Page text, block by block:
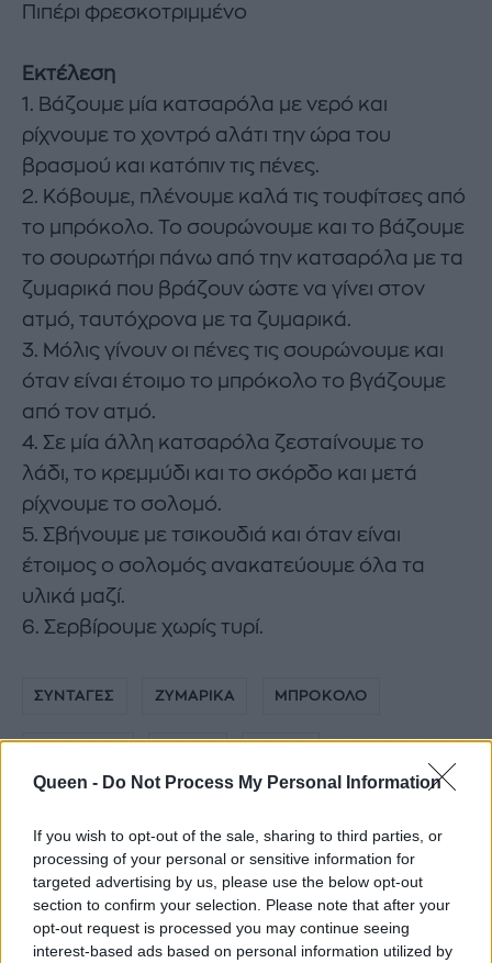
Queen - Do Not Process My Personal Information
If you wish to opt-out of the sale, sharing to third parties, or
processing of your personal or sensitive information for
targeted advertising by us, please use the below opt-out
section to confirm your selection. Please note that after your
opt-out request is processed you may continue seeing
interest-based ads based on personal information utilized by
Πιπέρι φρεσκοτριμμένο
Εκτέλεση
1. Βάζουμε μία κατσαρόλα με νερό και
ρίχνουμε το χοντρό αλάτι την ώρα του
βρασμού και κατόπιν τις πένες.
2. Κόβουμε, πλένουμε καλά τις τουφίτσες από
το μπρόκολο. Το σουρώνουμε και το βάζουμε
το σουρωτήρι πάνω από την κατσαρόλα με τα
ζυμαρικά που βράζουν ώστε να γίνει στον
ατμό, ταυτόχρονα με τα ζυμαρικά.
3. Μόλις γίνουν οι πένες τις σουρώνουμε και
όταν είναι έτοιμο το μπρόκολο το βγάζουμε
από τον ατμό.
4. Σε μία άλλη κατσαρόλα ζεσταίνουμε το
λάδι, το κρεμμύδι και το σκόρδο και μετά
ρίχνουμε το σολομό.
5. Σβήνουμε με τσικουδιά και όταν είναι
έτοιμος ο σολομός ανακατεύουμε όλα τα
υλικά μαζί.
6. Σερβίρουμε χωρίς τυρί.
ΣΥΝΤΑΓΕΣ ΖΥΜΑΡΙΚΑ ΜΠΡΟΚΟΛΟ